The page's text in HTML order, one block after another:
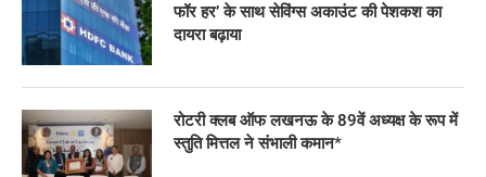
फॉर हर’ के साथ सेविंग्स अकाउंट की पेशकश का
दायरा बढ़ाया
रोटरी क्लब ऑफ लखनऊ के 89वें अध्यक्ष के रूप में
स्तुति मित्तल ने संभाली कमान*